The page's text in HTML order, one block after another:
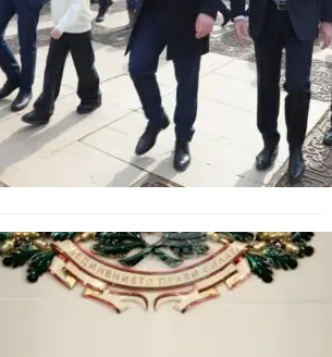
Антонио Коща и Росен Желязков
посещават Казанлък и Стара
Загора: Фокус върху
отбранителната индустрия и